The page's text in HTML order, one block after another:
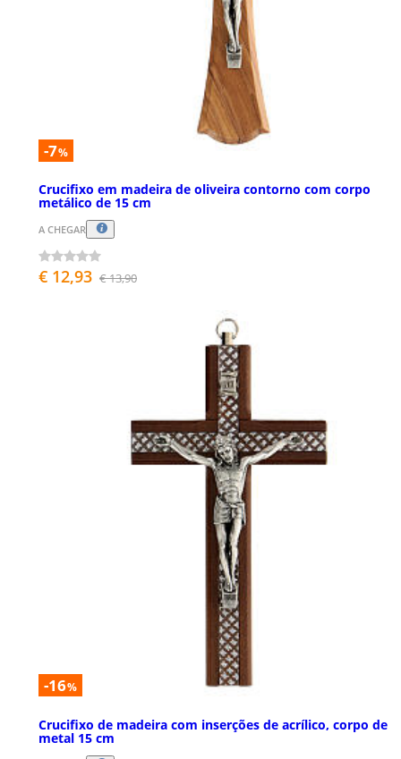
-7%
Crucifixo em madeira de oliveira contorno com corpo
metálico de 15 cm
A CHEGAR
€ 12,93 € 13,90
-16%
Crucifixo de madeira com inserções de acrílico, corpo de
metal 15 cm